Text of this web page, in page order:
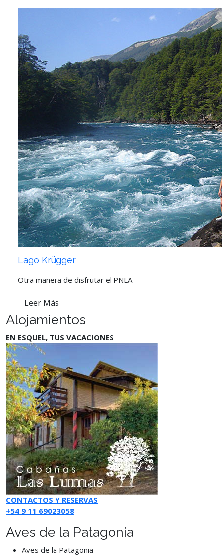
Lago Krügger
Otra manera de disfrutar el PNLA
Leer Más
Alojamientos
EN ESQUEL, TUS VACACIONES
CONTACTOS Y RESERVAS
+54 9 11 69023058
Aves de la Patagonia
Aves de la Patagonia